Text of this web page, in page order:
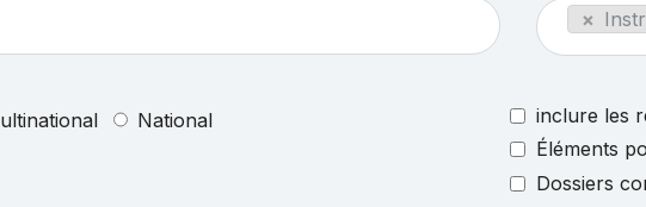
×
National
inclure les
Éléments
Dossiers